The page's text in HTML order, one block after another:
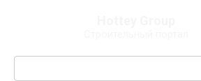
Поиск: